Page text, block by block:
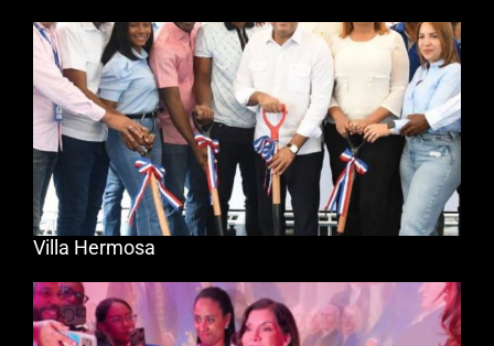
Villa Hermosa